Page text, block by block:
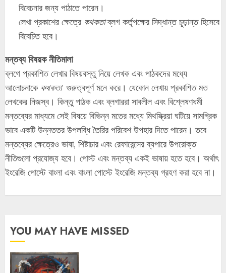
বিবেচনার জন্য পাঠাতে পারেন।
লেখা প্রকাশের ক্ষেত্রে কথকতাব্লগ কর্তৃপক্ষের সিদ্ধান্ত চূড়ান্ত হিসেবে
বিবেচিত হবে।
মন্তব্য বিষয়ক নীতিমালা
ব্লগে প্রকাশিত লেখার বিষয়বস্তু নিয়ে লেখক এবং পাঠকদের মধ্যে
আলোচনাকে কথকতাগুরুত্বপূর্ণ মনে করে। যেকোন লেখায় প্রকাশিত মত
লেখকের নিজস্ব। কিন্তু পাঠক এবং ব্লগাররা সাবলীল এবং বিশ্লেষণধর্মী
মন্তব্যের মাধ্যমে সেই বিষয়ে বিভিন্ন মতের মধ্যে মিথস্ক্রিয়া ঘটিয়ে সামগ্রিক
ভাবে একটি উন্নততর উপলব্ধি তৈরির পরিবেশ উপহার দিতে পারেন। তবে
মন্তব্যের ক্ষেত্রেও ভাষা, শিষ্টাচার এবং রেফারেন্সের ব্যপারে উপরোক্ত
নীতিগুলো প্রযোজ্য হবে। পোস্ট এবং মন্তব্য একই ভাষায় হতে হবে। অর্থাৎ
ইংরেজি পোস্টে বাংলা এবং বাংলা পোস্টে ইংরেজি মন্তব্য গ্রহণ করা হবে না।
YOU MAY HAVE MISSED